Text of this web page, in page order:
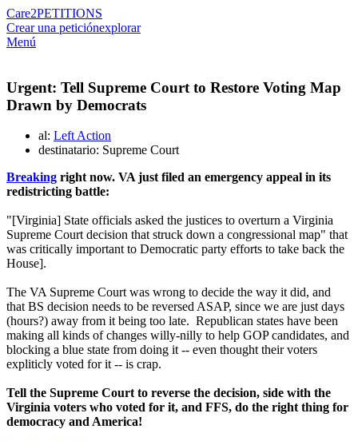
Care2PETITIONS
Crear una peticiónexplorar
Menú
Urgent: Tell Supreme Court to Restore Voting Map
Drawn by Democrats
al: Left Action
destinatario: Supreme Court
Breaking right now. VA just filed an emergency appeal in its
redistricting battle:
"[Virginia] State officials asked the justices to overturn a Virginia
Supreme Court decision that struck down a congressional map" that
was critically important to Democratic party efforts to take back the
House].
The VA Supreme Court was wrong to decide the way it did, and
that BS decision needs to be reversed ASAP, since we are just days
(hours?) away from it being too late. Republican states have been
making all kinds of changes willy-nilly to help GOP candidates, and
blocking a blue state from doing it -- even thought their voters
expliticly voted for it -- is crap.
Tell the Supreme Court to reverse the decision, side with the
Virginia voters who voted for it, and FFS, do the right thing for
democracy and America!